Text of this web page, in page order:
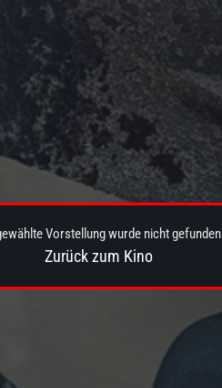
Vorstellung wurde nicht gefunden
Zurück zum Kino